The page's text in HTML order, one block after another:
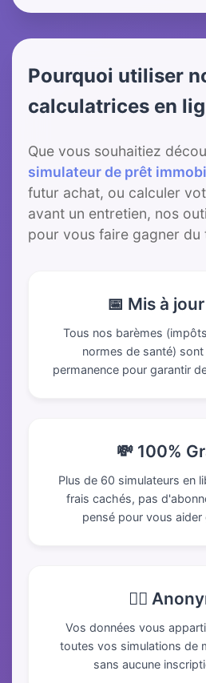
Pourquoi utiliser
calculatrices en
Que vous souhaitiez
simulateur de prêt
futur achat, ou calculer
avant un entretien, nos
pour vous faire gagner du
📅 Mis à
Tous nos barèmes
normes de santé)
permanence pour garantir
💸 100%
Plus de 60 simulateurs en
frais cachés, pas
pensé pour vous aider
🕵️‍♂️
Vos données vous
toutes vos simulations de
sans aucune